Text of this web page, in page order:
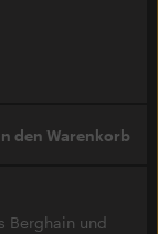
den Warenkorb
Berghain und